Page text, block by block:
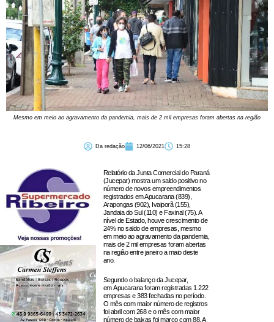
Mesmo em meio ao agravamento da pandemia, mais de 2 mil empresas foram abertas na região
Da redação 12/06/2021 15:28
Relatório da Junta Comercial do Paraná
(Jucepar) mostra um saldo positivo no
número de novos empreendimentos
registrados em Apucarana (839),
Arapongas (902), Ivaiporã (155),
Jandaia do Sul (110) e Faxinal (75). A
nível de Estado, houve crescimento de
24% no saldo de empresas, mesmo
em meio ao agravamento da pandemia,
mais de 2 mil empresas foram abertas
na região entre janeiro a maio deste
ano.
Segundo o balanço da Jucepar,
em Apucarana foram registradas 1.222
empresas e 383 fechadas no período.
O mês com maior número de registros
foi abril com 268 e o mês com maior
número de baixas foi março com 88. A